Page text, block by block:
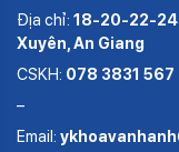
Địa chỉ: 18-20-22-24
Xuyên, An Giang
CSKH: 078 3831 567
–
Email: